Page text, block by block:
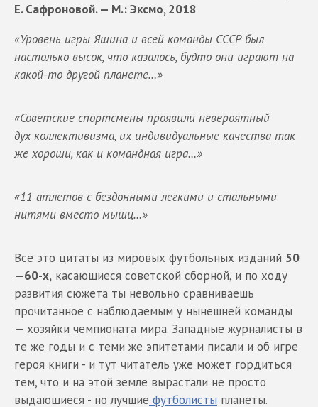
Е. Сафроновой. — М.: Эксмо, 2018
«Уровень игры Яшина и всей команды СССР был
настолько высок, что казалось, будто они играют на
какой-то другой планете…»
«Советские спортсмены проявили невероятный
духколлективизма, их индивидуальные качества так
же хороши, как и командная игра...»
«11 атлетов с бездонными легкими и стальными
нитями вместо мышц…»
Все это цитаты из мировых футбольных изданий 50
—60-х, касающиеся советской сборной, и по ходу
развития сюжета ты невольно сравниваешь
прочитанное с наблюдаемым у нынешней команды
— хозяйки чемпионата мира. Западные журналисты в
те же годы и с теми же эпитетами писали и об игре
героя книги - и тут читатель уже может гордиться
тем, что и на этой земле вырастали не просто
выдающиеся - но лучшие футболисты планеты.